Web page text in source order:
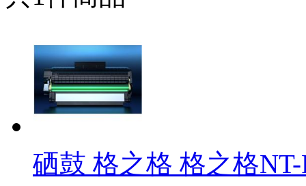
硒鼓 格之格 格之格NT-